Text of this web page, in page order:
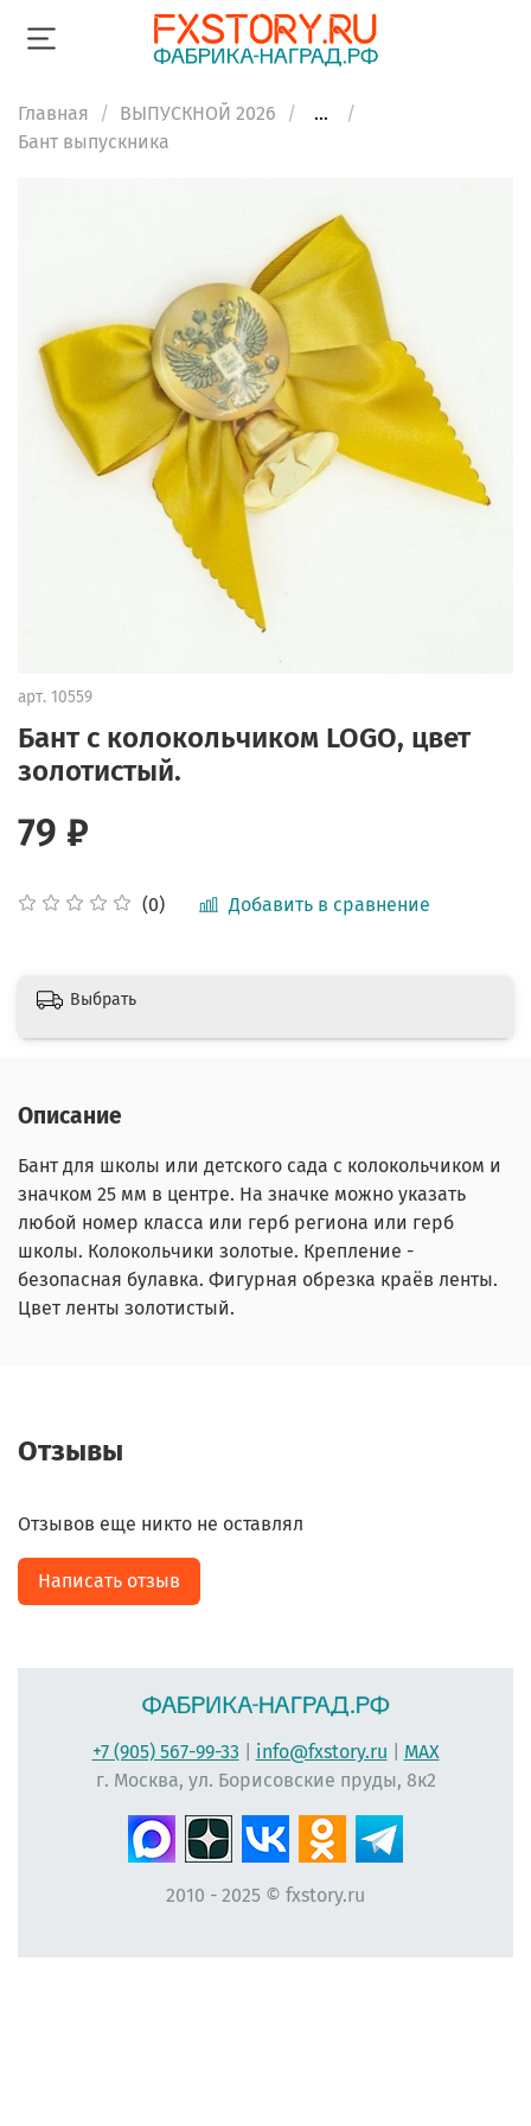
Главная ВЫПУСКНОЙ 2026
...
Бант выпускника
арт. 10559
Бант с колокольчиком LOGO, цвет
золотистый.
(0) Добавить в сравнение
79 ₽
Выбрать
Описание
Бант для школы или детского сада с колокольчиком и
значком 25 мм в центре. На значке можно указать
любой номер класса или герб региона или герб
школы. Колокольчики золотые. Крепление -
безопасная булавка. Фигурная обрезка краёв ленты.
Цвет ленты золотистый.
Отзывы
Отзывов еще никто не оставлял
Написать отзыв
+7 (905) 567-99-33 info@fxstory.ru
MAX
г. Москва, ул. Борисовские пруды, 8к2
2010 - 2025 © fxstory.ru